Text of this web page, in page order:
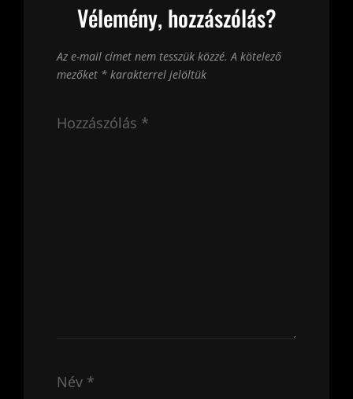
Vélemény, hozzászólás?
Az e-mail címet nem tesszük közzé. A kötelező
mezőket * karakterrel jelöltük
Hozzászólás *
Név *